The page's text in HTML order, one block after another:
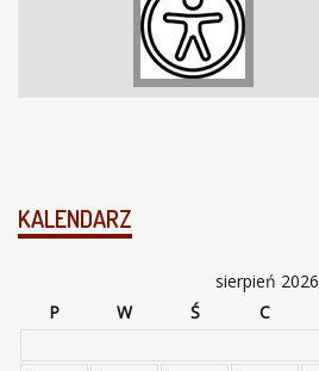
KALENDARZ
sierpień 2026
P
W Ś C